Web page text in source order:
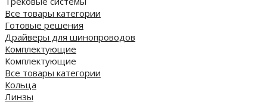
Все товары категории
Готовые решения
Драйверы для шинопроводов
Комплектующие
Комплектующие
Все товары категории
Кольца
Линзы